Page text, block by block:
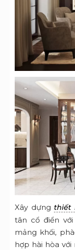
Xây dựngthiết
tân cổ điển
mảng khối,
hợp hài hòa